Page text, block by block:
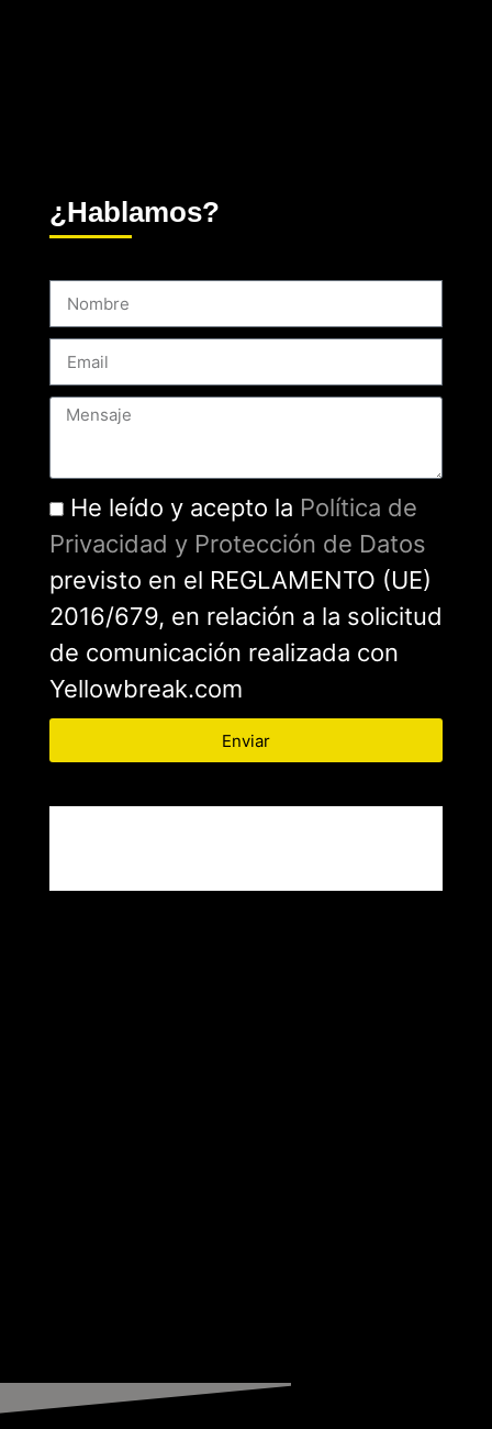
¿Hablamos?
He leído y acepto la Política de
Privacidad y Protección de Datos
previsto en el REGLAMENTO (UE)
2016/679, en relación a la solicitud
de comunicación realizada con
Yellowbreak.com
Enviar